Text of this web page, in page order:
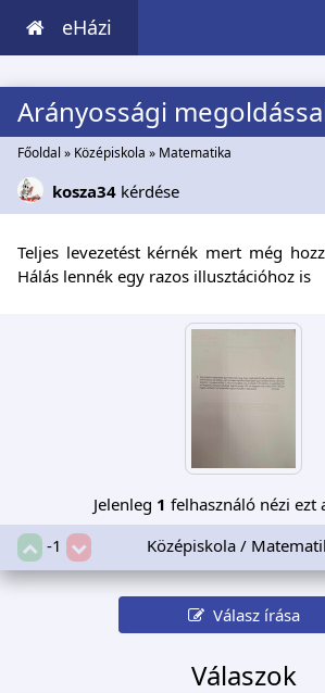
eHázi
Arányossági
Főoldal » Középiskola » Matematika
kosza34 kérdése
Teljes levezetést kérnék mert még
Hálás lennék egy razos illusztációhoz is
Jelenleg 1 felhasználó nézi ezt
-1
Középiskola /
Válasz írása
Válaszok